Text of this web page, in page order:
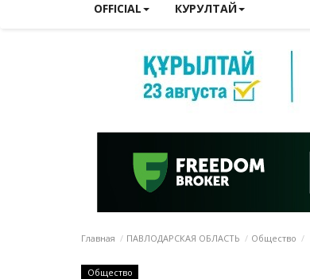
OFFICIAL КУРУЛТАЙ
Главная ПАВЛОДАРСКАЯ ОБЛАСТЬ Общество
Общество